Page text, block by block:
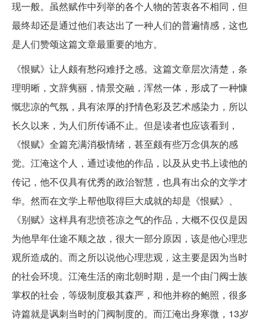
现一般。虽然赋作中列举的各个人物的苦衷各不相同，但
最终却还是通过他们表达出了一种人们的普遍情感，这也
是人们赞颂这篇文章最重要的地方。
《恨赋》让人颇有愁闷难抒之感。这篇文章层次清楚，条
理明晰，文辞隽丽，情景交融，浑然一体，形成了一种慷
慨悲凉的气氛，具有浓厚的抒情色彩及艺术感染力，所以
长久以来，为人们所传诵不止。但是读者也应该看到，
《恨赋》全篇充满消极情绪，甚至颇有些万念俱灰的感
觉。江淹这个人，通过读他的作品，以及从史书上读他的
传记，他不仅具有优秀的政治智慧，也具有出众的文学才
华。然而在文学上帮他取得巨大成就的却是《恨赋》、
《别赋》这样具有悲愤苍凉之气的作品，大概不仅仅是因
为他早年仕途不顺之故，很大一部分原因，该是他心理悲
观所造成的。而之所以说他心理悲观，这主要是因为当时
的社会环境。江淹生活的南北朝时期，是一个由门阀士族
掌权的社会，等级制度极其森严，和他并称的鲍照，很多
诗篇就是讽刺当时的门阀制度的。而江淹出身寒微，13岁